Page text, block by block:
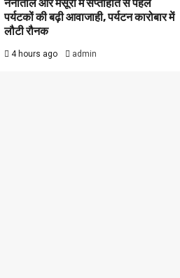
नैनीताल और मसूरी में सप्ताहांत से पहले
पर्यटकों की बढ़ी आवाजाही, पर्यटन कारोबार में
लौटी रौनक
4 hours ago admin